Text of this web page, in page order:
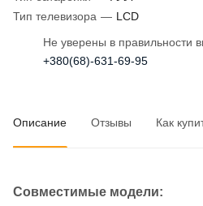
Тип телевизора — LCD
Не уверены в правильности
+380(68)-631-69-95
Описание Отзывы Как
Совместимые модели: